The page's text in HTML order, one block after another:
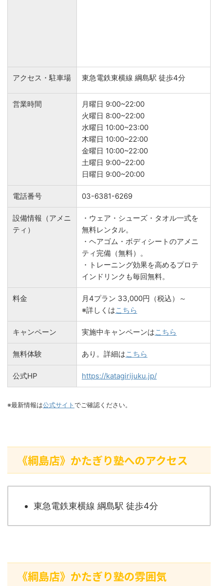
アクセス・駐車場 東急電鉄東横線 綱島駅 徒歩4分
営業時間
月曜日 9:00~22:00
火曜日 8:00~22:00
水曜日 10:00~23:00
木曜日 10:00~22:00
金曜日 10:00~22:00
土曜日 9:00~22:00
日曜日 9:00~20:00
電話番号 03-6381-6269
設備情報（アメニ
ティ）
・ウェア・シューズ・タオル一式を
無料レンタル。
・ヘアゴム・ボディシートのアメニ
ティ完備（無料）。
・トレーニング効果を高めるプロテ
インドリンクも毎回無料。
料金
月4プラン 33,000円（税込）～
※詳しくはこちら
キャンペーン 実施中キャンペーンはこちら
無料体験 あり。詳細はこちら
公式HP https://katagirijuku.jp/
※最新情報は公式サイト でご確認ください。
《綱島店》かたぎり塾へのアクセス
東急電鉄東横線 綱島駅 徒歩4分
《綱島店》かたぎり塾の雰囲気